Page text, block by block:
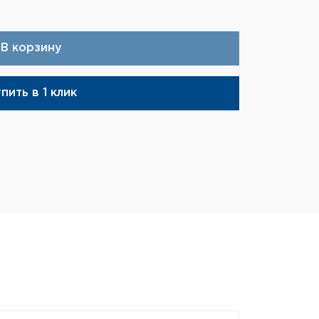
В корзину
в 1 клик